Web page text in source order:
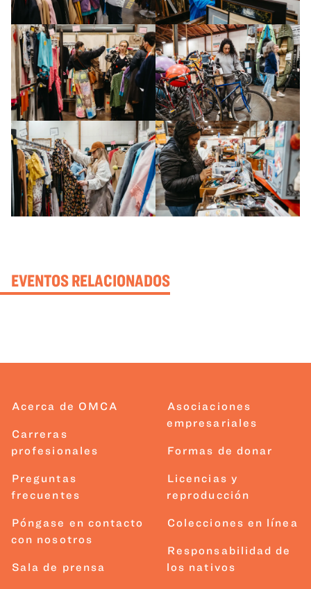
EVENTOS RELACIONADOS
Acerca de OMCA
Carreras
profesionales
Preguntas
frecuentes
Póngase en contacto
con nosotros
Sala de prensa
Asociaciones
empresariales
Formas de donar
Licencias y
reproducción
Colecciones en línea
Responsabilidad de
los nativos